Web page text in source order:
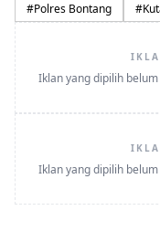
#Polres Bontang #
Iklan yang dipilih
Iklan yang dipilih